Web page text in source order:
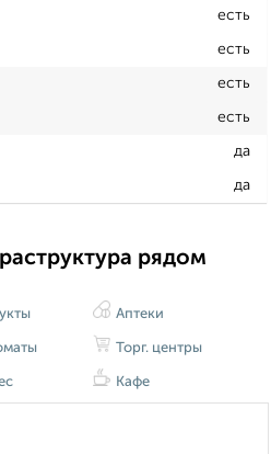
есть
есть
есть
есть
да
да
рядом
Аптеки
Торг. центры
Кафе